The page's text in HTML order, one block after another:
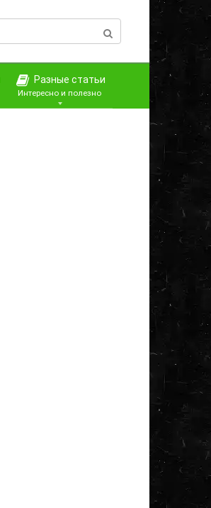
Разные статьи
Интересно и полезно